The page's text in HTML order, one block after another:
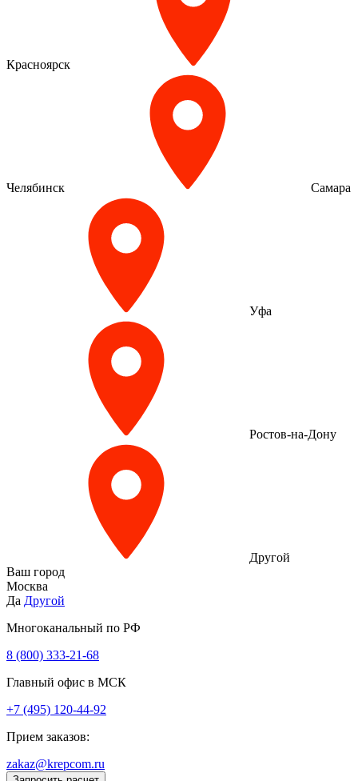
Красноярск
Челябинск Самара
Уфа
Ростов-на-Дону
Другой
Ваш город
Москва
Да Другой
Многоканальный по РФ
8 (800) 333‑21-68
Главный офис в МСК
+7 (495) 120-44-92
Прием заказов:
zakaz@krepcom.ru